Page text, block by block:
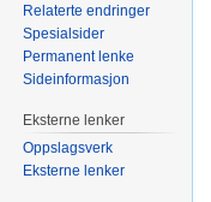
Relaterte endringer
Spesialsider
Permanent lenke
Sideinformasjon
Eksterne lenker
Oppslagsverk
Eksterne lenker